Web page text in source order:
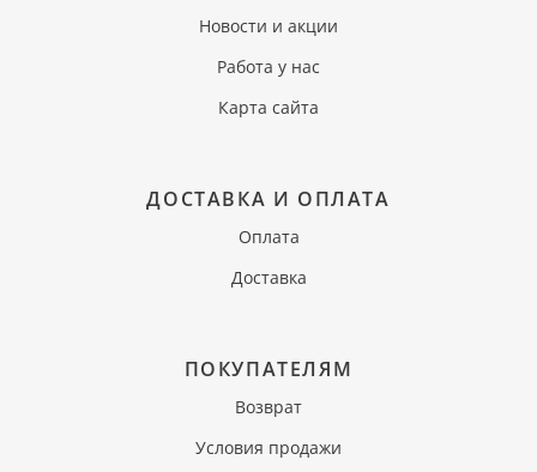
Новости и акции
Работа у нас
Карта сайта
ДОСТАВКА И ОПЛАТА
Оплата
Доставка
ПОКУПАТЕЛЯМ
Возврат
Условия продажи